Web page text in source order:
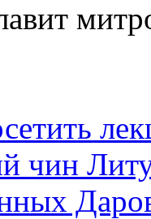
чин